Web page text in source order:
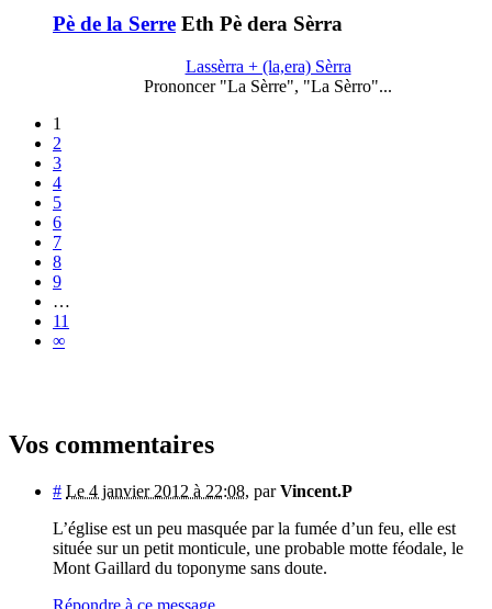
Pè de la Serre Eth Pè dera Sèrra
Lassèrra + (la,era) Sèrra
Prononcer "La Sèrre", "La Sèrro"...
1
2
3
4
5
6
7
8
9
…
11
∞
Vos commentaires
# Le 4 janvier 2012 à 22:08, parVincent.P
L’église est un peu masquée par la fumée d’un feu, elle est
située sur un petit monticule, une probable motte féodale, le
Mont Gaillard du toponyme sans doute.
Répondre à ce message